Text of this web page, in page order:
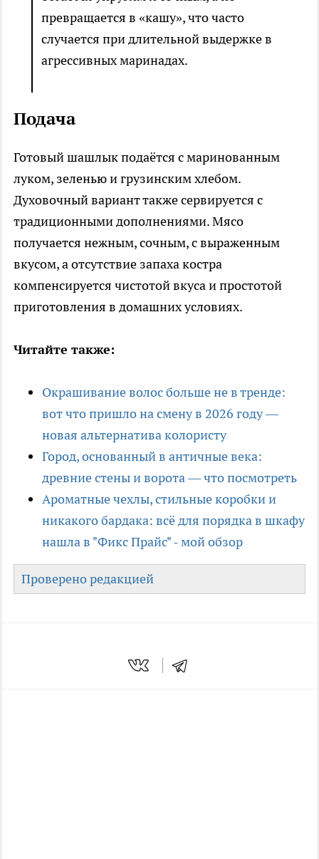
превращается в «кашу», что часто
случается при длительной выдержке в
агрессивных маринадах.
Подача
Готовый шашлык подаётся с маринованным
луком, зеленью и грузинским хлебом.
Духовочный вариант также сервируется с
традиционными дополнениями. Мясо
получается нежным, сочным, с выраженным
вкусом, а отсутствие запаха костра
компенсируется чистотой вкуса и простотой
приготовления в домашних условиях.
Читайте также:
Окрашивание волос больше не в тренде:
вот что пришло на смену в 2026 году —
новая альтернатива колористу
Город, основанный в античные века:
древние стены и ворота — что посмотреть
Ароматные чехлы, стильные коробки и
никакого бардака: всё для порядка в шкафу
нашла в "Фикс Прайс" - мой обзор
Проверено редакцией